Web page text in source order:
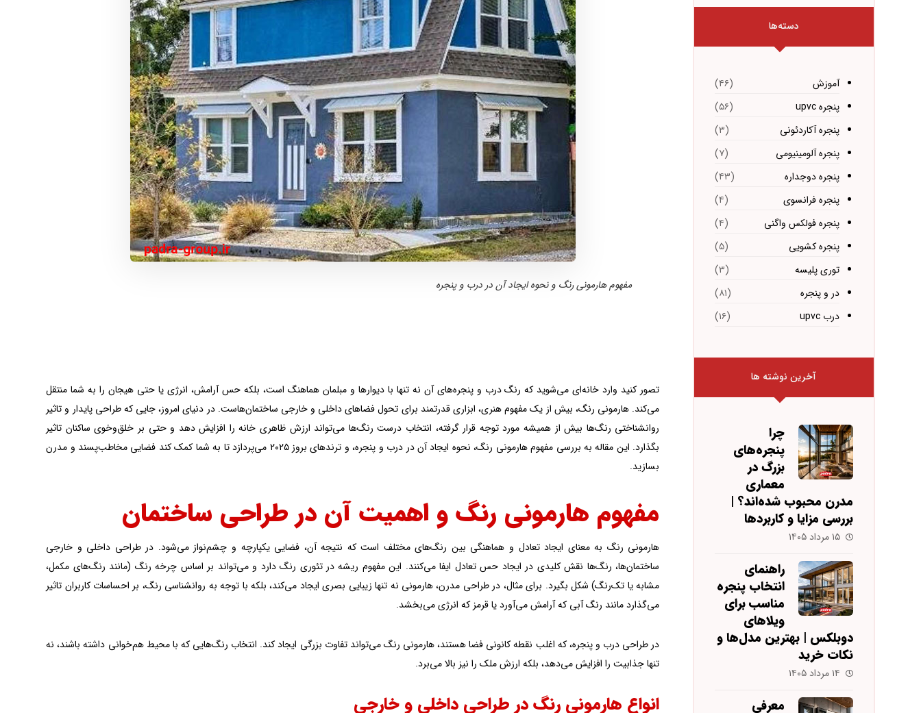
مفهوم هارمونی رنگ و نحوه ایجاد آن در درب و پنجره
تصور کنید وارد خانه‌ای می‌شوید که رنگ درب و پنجره‌های آن نه تنها با دیوارها و مبلمان هماهنگ است، بلکه حس آرامش، انرژی یا حتی هیجان را به شما منتقل
می‌کند. هارمونی رنگ، بیش از یک مفهوم هنری، ابزاری قدرتمند برای تحول فضاهای داخلی و خارجی ساختمان‌هاست. در دنیای امروز، جایی که طراحی پایدار و تاثیر
روانشناختی رنگ‌ها بیش از همیشه مورد توجه قرار گرفته، انتخاب درست رنگ‌ها می‌تواند ارزش ظاهری خانه را افزایش دهد و حتی بر خلق‌وخوی ساکنان تاثیر
بگذارد. این مقاله به بررسی مفهوم هارمونی رنگ، نحوه ایجاد آن در درب و پنجره، و ترندهای بروز ۲۰۲۵ می‌پردازد تا به شما کمک کند فضایی مخاطب‌پسند و مدرن
بسازید.
مفهوم هارمونی رنگ و اهمیت آن در طراحی ساختمان
هارمونی رنگ به معنای ایجاد تعادل و هماهنگی بین رنگ‌های مختلف است که نتیجه آن، فضایی یکپارچه و چشم‌نواز می‌شود. در طراحی داخلی و خارجی
ساختمان‌ها، رنگ‌ها نقش کلیدی در ایجاد حس تعادل ایفا می‌کنند. این مفهوم ریشه در تئوری رنگ دارد و می‌تواند بر اساس چرخه رنگ (مانند رنگ‌های مکمل،
مشابه یا تک‌رنگ) شکل بگیرد. برای مثال، در طراحی مدرن، هارمونی نه تنها زیبایی بصری ایجاد می‌کند، بلکه با توجه به روانشناسی رنگ، بر احساسات کاربران تاثیر
می‌گذارد مانند رنگ آبی که آرامش می‌آورد یا قرمز که انرژی می‌بخشد.
در طراحی درب و پنجره، که اغلب نقطه کانونی فضا هستند، هارمونی رنگ می‌تواند تفاوت بزرگی ایجاد کند. انتخاب رنگ‌هایی که با محیط هم‌خوانی داشته باشند، نه
تنها جذابیت را افزایش می‌دهد، بلکه ارزش ملک را نیز بالا می‌برد.
انواع هارمونی رنگ در طراحی داخلی و خارجی
دسته‌ها
آموزش (۴۶)
پنجره upvc
(۵۶)
پنجره آکاردئونی
(۳)
پنجره آلومینیومی
(۷)
پنجره دوجداره
(۴۳)
پنجره فرانسوی
(۴)
پنجره فولکس واگنی
(۴)
پنجره کشویی
(۵)
توری پلیسه
(۳)
در و پنجره
(۸۱)
درب upvc
(۱۶)
آخرین نوشته ها
چرا
پنجره‌های
بزرگ در
معماری
مدرن محبوب شده‌اند؟ |
بررسی مزایا و کاربردها
۱۵ مرداد ۱۴۰۵
راهنمای
انتخاب پنجره
مناسب برای
ویلاهای
دوبلکس | بهترین مدل‌ها و
نکات خرید
۱۴ مرداد ۱۴۰۵
معرفی